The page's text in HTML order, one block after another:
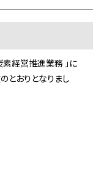
経営推進業務 」に
とおりとなりまし